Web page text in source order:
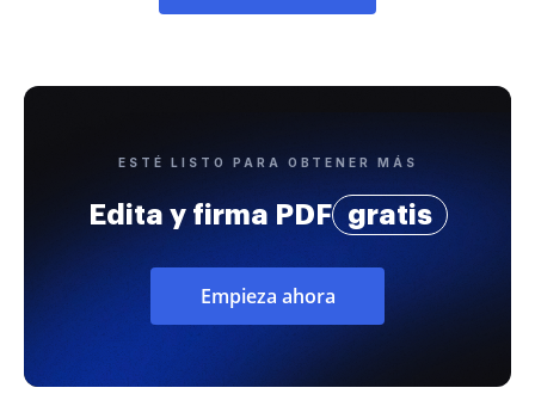
ESTÉ LISTO PARA OBTENER MÁS
Edita y firma PDF gratis
Empieza ahora